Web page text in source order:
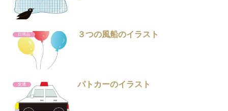
日用品 ３つの風船のイラスト
交通 パトカーのイラスト